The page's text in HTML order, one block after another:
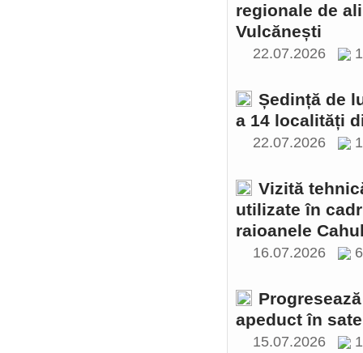
regionale de
Vulcănești
22.07.2026
Ședință de
a 14 localități
22.07.2026
Vizită
utilizate în
raioanele
16.07.2026
apeduct în
15.07.2026